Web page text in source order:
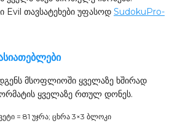
Evil თავსატეხები უფასოდ SudokuPro-
მსოფლიოში ყველაზე ხშირად
ყველაზე რთულ დონეს.
= 81 უჯრა; ცხრა 3×3 ბლოკი